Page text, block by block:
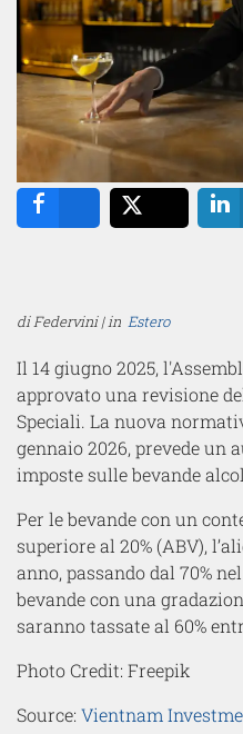
di Federvini | in Estero
Il 14 giugno 2025,
approvato una revisione
Speciali. La nuova
gennaio 2026, prevede un
imposte sulle bevande
Per le bevande con un
superiore al 20% (ABV),
anno, passando dal 70%
bevande con una
saranno tassate al 60%
Photo Credit: Freepik
Source: Vientnam